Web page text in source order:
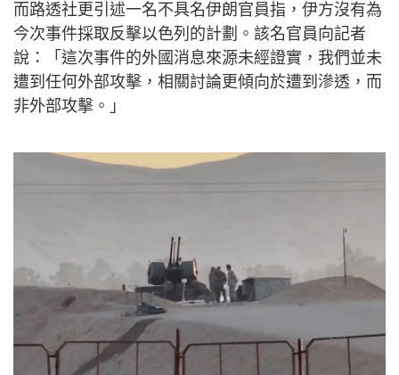
而路透社更引述一名不具名伊朗官員指，伊方沒有為
今次事件採取反擊以色列的計劃。該名官員向記者
說：「這次事件的外國消息來源未經證實，我們並未
遭到任何外部攻擊，相關討論更傾向於遭到滲透，而
非外部攻擊。」